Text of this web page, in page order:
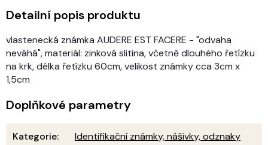
Detailní popis produktu
vlastenecká známka AUDERE EST FACERE - "odvaha
neváhá", materiál: zinková slitina, včetně dlouhého řetízku
na krk, délka řetízku 60cm, velikost známky cca 3cm x
1,5cm
Doplňkové parametry
Kategorie:
Identifikační známky, nášivky, odznaky